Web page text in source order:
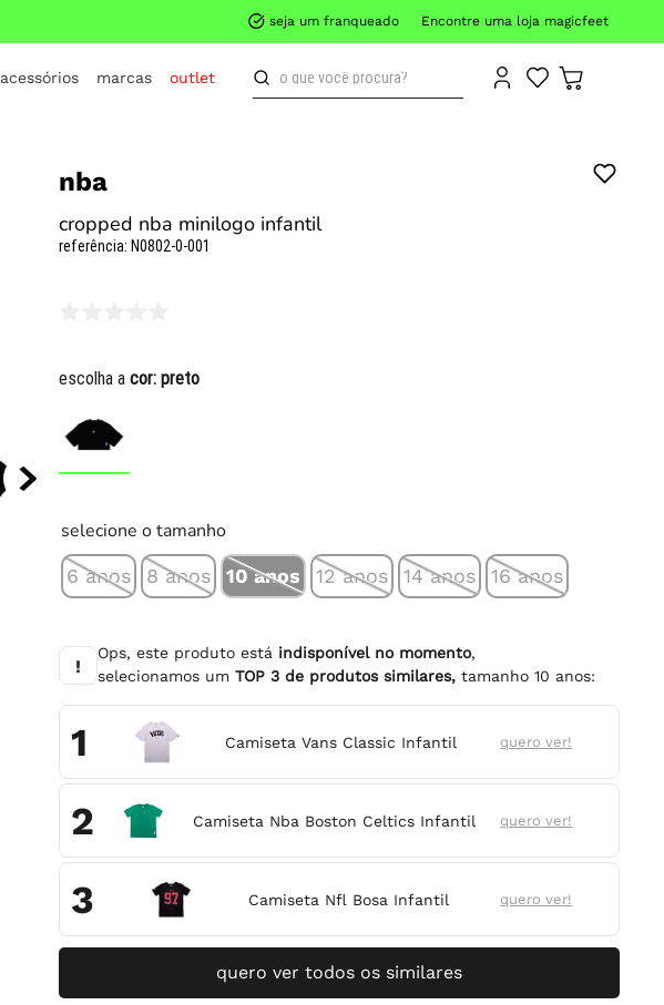
seja um franqueado Encontre uma loja magicfeet
acessórios marcas outlet
o que você procura?
nba
cropped nba minilogo infantil
referência:N0802-0-001
escolha acor:preto
selecione o tamanho
6 anos 8 anos 10 anos 12 anos 14 anos 16 anos
!
Ops, este produto está indisponível no momento,
selecionamos umTOP3 de produtos similares, tamanho10 anos:
1 Camiseta Vans Classic Infantil quero ver!
2 Camiseta Nba Boston Celtics Infantil quero ver!
3 Camiseta Nfl Bosa Infantil quero ver!
quero ver todos os similares